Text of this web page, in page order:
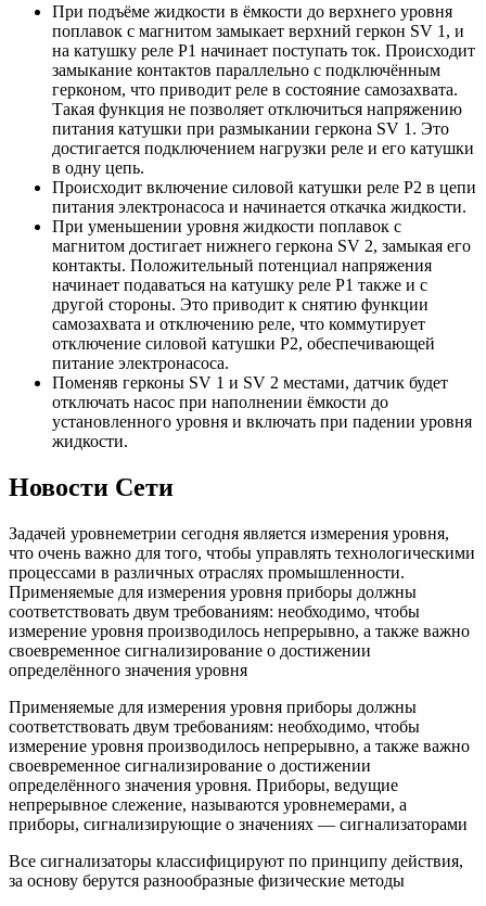
При подъёме жидкости в ёмкости до верхнего уровня
поплавок с магнитом замыкает верхний геркон SV 1, и
на катушку реле P1 начинает поступать ток. Происходит
замыкание контактов параллельно с подключённым
герконом, что приводит реле в состояние самозахвата.
Такая функция не позволяет отключиться напряжению
питания катушки при размыкании геркона SV 1. Это
достигается подключением нагрузки реле и его катушки
в одну цепь.
Происходит включение силовой катушки реле P2 в цепи
питания электронасоса и начинается откачка жидкости.
При уменьшении уровня жидкости поплавок с
магнитом достигает нижнего геркона SV 2, замыкая его
контакты. Положительный потенциал напряжения
начинает подаваться на катушку реле P1 также и с
другой стороны. Это приводит к снятию функции
самозахвата и отключению реле, что коммутирует
отключение силовой катушки P2, обеспечивающей
питание электронасоса.
Поменяв герконы SV 1 и SV 2 местами, датчик будет
отключать насос при наполнении ёмкости до
установленного уровня и включать при падении уровня
жидкости.
Новости Сети
Задачей уровнеметрии сегодня является измерения уровня,
что очень важно для того, чтобы управлять технологическими
процессами в различных отраслях промышленности.
Применяемые для измерения уровня приборы должны
соответствовать двум требованиям: необходимо, чтобы
измерение уровня производилось непрерывно, а также важно
своевременное сигнализирование о достижении
определённого значения уровня
Применяемые для измерения уровня приборы должны
соответствовать двум требованиям: необходимо, чтобы
измерение уровня производилось непрерывно, а также важно
своевременное сигнализирование о достижении
определённого значения уровня. Приборы, ведущие
непрерывное слежение, называются уровнемерами, а
приборы, сигнализирующие о значениях — сигнализаторами
Все сигнализаторы классифицируют по принципу действия,
за основу берутся разнообразные физические методы